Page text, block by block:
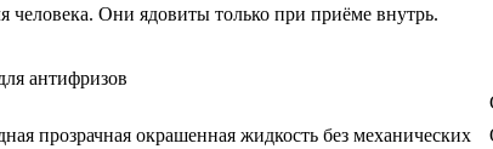
Они ядовиты только при приёме внутрь.
антифризов
прозрачная окрашенная жидкость без механических